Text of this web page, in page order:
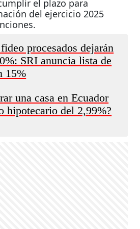
el plazo para
del ejercicio 2025
procesados dejarán
SRI anuncia lista de
15%
una casa en Ecuador
hipotecario del 2,99%?